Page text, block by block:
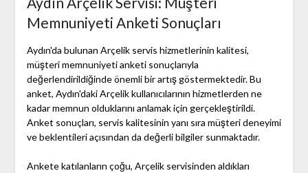
Memnuniyeti Anketi Sonuçları
Aydın'da bulunan Arçelik servis hizmetlerinin kalitesi,
müşteri memnuniyeti anketi sonuçlarıyla
değerlendirildiğinde önemli bir artış göstermektedir. Bu
anket, Aydın'daki Arçelik kullanıcılarının hizmetlerden ne
kadar memnun olduklarını anlamak için gerçekleştirildi.
Anket sonuçları, servis kalitesinin yanı sıra müşteri deneyimi
ve beklentileri açısından da değerli bilgiler sunmaktadır.
Ankete katılanların çoğu, Arçelik servisinden aldıkları